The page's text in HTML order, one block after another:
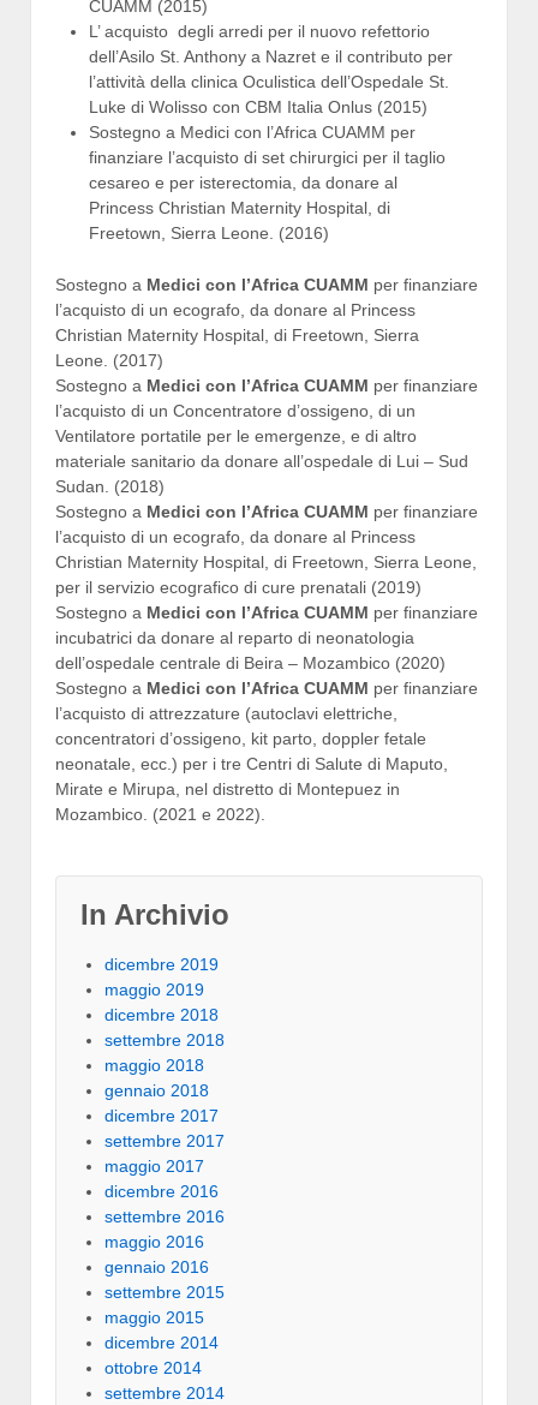
CUAMM (2015)
L’ acquisto degli arredi per il nuovo refettorio
dell’Asilo St. Anthony a Nazret e il contributo per
l’attività della clinica Oculistica dell’Ospedale St.
Luke di Wolisso con CBM Italia Onlus (2015)
Sostegno a Medici con l’Africa CUAMM per
finanziare l’acquisto di set chirurgici per il taglio
cesareo e per isterectomia, da donare al
Princess Christian Maternity Hospital, di
Freetown, Sierra Leone. (2016)
Sostegno a Medici con l’Africa CUAMM per finanziare
l’acquisto di un ecografo, da donare al Princess
Christian Maternity Hospital, di Freetown, Sierra
Leone. (2017)
Sostegno a Medici con l’Africa CUAMM per finanziare
l’acquisto di un Concentratore d’ossigeno, di un
Ventilatore portatile per le emergenze, e di altro
materiale sanitario da donare all’ospedale di Lui – Sud
Sudan. (2018)
Sostegno a Medici con l’Africa CUAMM per finanziare
l’acquisto di un ecografo, da donare al Princess
Christian Maternity Hospital, di Freetown, Sierra Leone,
per il servizio ecografico di cure prenatali (2019)
Sostegno a Medici con l’Africa CUAMM per finanziare
incubatrici da donare al reparto di neonatologia
dell’ospedale centrale di Beira – Mozambico (2020)
Sostegno a Medici con l’Africa CUAMM per finanziare
l’acquisto di attrezzature (autoclavi elettriche,
concentratori d’ossigeno, kit parto, doppler fetale
neonatale, ecc.) per i tre Centri di Salute di Maputo,
Mirate e Mirupa, nel distretto di Montepuez in
Mozambico. (2021 e 2022).
In Archivio
dicembre 2019
maggio 2019
dicembre 2018
settembre 2018
maggio 2018
gennaio 2018
dicembre 2017
settembre 2017
maggio 2017
dicembre 2016
settembre 2016
maggio 2016
gennaio 2016
settembre 2015
maggio 2015
dicembre 2014
ottobre 2014
settembre 2014